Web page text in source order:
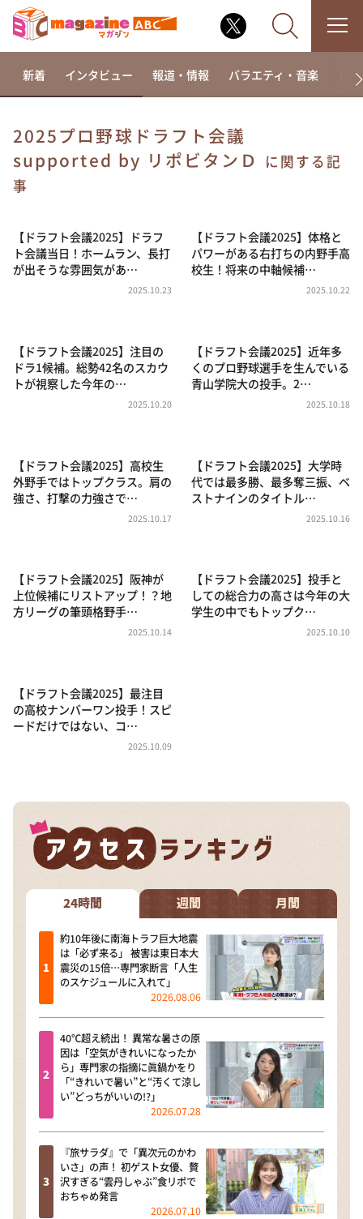
なるみ・岡村の過ぎるTV
～人生密着トークバラエティ！～ やすとものいたっ
て真剣です
探偵！ナイトスクープ
DAIGOも台所 ～きょうの献立 何にする？～
ＬＩＦＥ～夢のカタチ～
新婚さんいらっしゃい！
ぺこぱのまるスポ
アナ回覧板
新着 インタビュー 報道・情報 バラエティ・音楽 ド
2025プロ野球ドラフト会議
supported by リポビタンＤ
に関する記
事
【ドラフト会議2025】ドラフ
ト会議当日！ホームラン、長打
が出そうな雰囲気があ…
2025.10.23
【ドラフト会議2025】体格と
パワーがある右打ちの内野手高
校生！将来の中軸候補…
2025.10.22
【ドラフト会議2025】注目の
ドラ1候補。総勢42名のスカウ
トが視察した今年の…
2025.10.20
【ドラフト会議2025】近年多
くのプロ野球選手を生んでいる
青山学院大の投手。2…
2025.10.18
【ドラフト会議2025】高校生
外野手ではトップクラス。肩の
強さ、打撃の力強さで…
2025.10.17
【ドラフト会議2025】大学時
代では最多勝、最多奪三振、ベ
ストナインのタイトル…
2025.10.16
【ドラフト会議2025】阪神が
上位候補にリストアップ！？地
方リーグの筆頭格野手…
2025.10.14
【ドラフト会議2025】投手と
しての総合力の高さは今年の大
学生の中でもトップク…
2025.10.10
【ドラフト会議2025】最注目
の高校ナンバーワン投手！スピ
ードだけではない、コ…
2025.10.09
24時間 週間 月間
約10年後に南海トラフ巨大地震
は「必ず来る」 被害は東日本大
震災の15倍…専門家断言「人生
のスケジュールに入れて」
2026.08.06
40℃超え続出！ 異常な暑さの原
因は「空気がきれいになったか
ら」専門家の指摘に眞鍋かをり
「“きれいで暑い”と“汚くて涼し
い”どっちがいいの!?」
2026.07.28
『旅サラダ』で「異次元のかわ
いさ」の声！ 初ゲスト女優、贅
沢すぎる“雲丹しゃぶ”食リポで
おちゃめ発言
2026.07.10